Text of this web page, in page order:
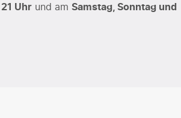
Uhr und am Samstag, Sonntag und